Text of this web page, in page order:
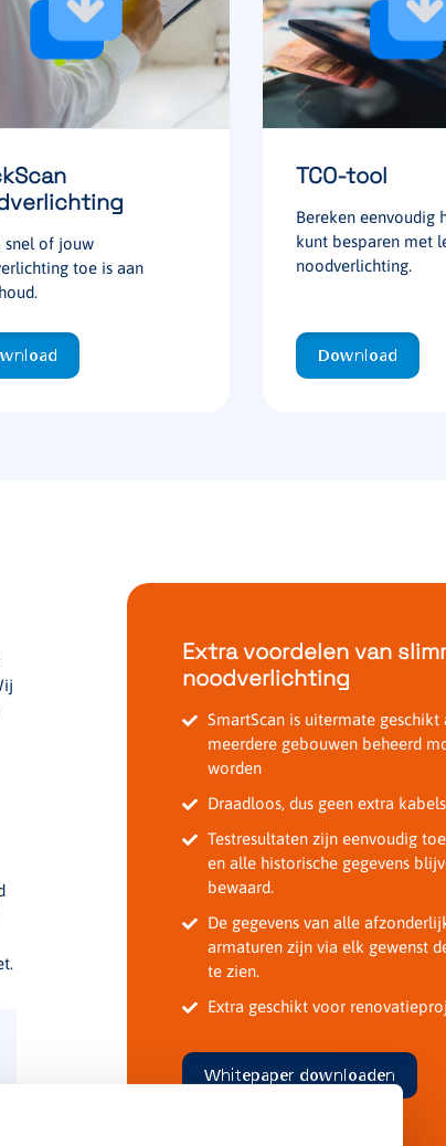
snel of jouw
toe is aan
TCO-tool
Bereken eenvoudig
kunt besparen met
noodverlichting.
Download
Extra voordelen van
noodverlichting
SmartScan is uitermate geschikt
meerdere gebouwen beheerd
worden
Draadloos, dus geen extra
Testresultaten zijn eenvoudig
en alle historische gegevens
bewaard.
De gegevens van alle
armaturen zijn via elk gewenst
te zien.
Extra geschikt voor
Whitepaper downloaden